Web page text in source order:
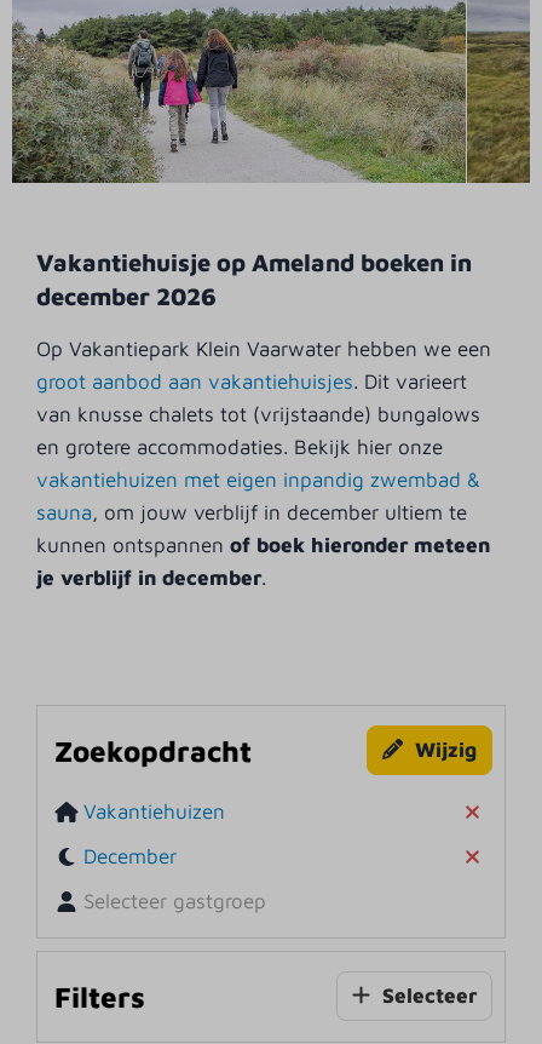
Vakantiehuisje op Ameland boeken in
december 2026
Op Vakantiepark Klein Vaarwater hebben we een
groot aanbod aan vakantiehuisjes. Dit varieert
van knusse chalets tot (vrijstaande) bungalows
en grotere accommodaties. Bekijk hier onze
vakantiehuizen met eigen inpandig zwembad &
sauna, om jouw verblijf in december ultiem te
kunnen ontspannenof boek hieronder meteen
je verblijf in december.
Zoekopdracht Wijzig
Vakantiehuizen
December
Selecteer gastgroep
Filters Selecteer